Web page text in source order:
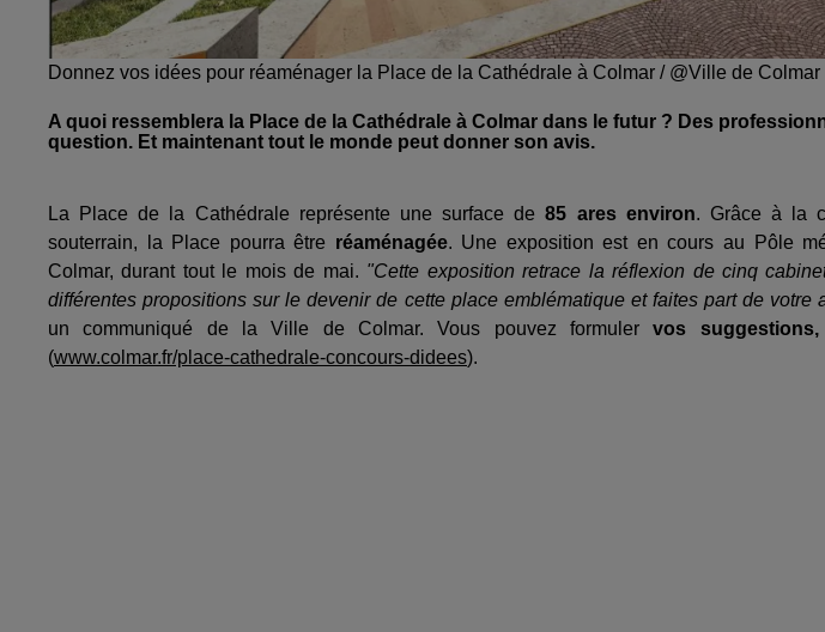
Donnez vos idées pour réaménager la Place de la Cathédrale à Colmar / @Ville de Colmar
A quoi ressemblera la Place de la Cathédrale à Colmar dans le futur ? Des
question. Et maintenant tout le monde peut donner son avis.
La Place de la Cathédrale représente une surface de85 ares environ. Grâce à la
souterrain, la Place pourra être réaménagée. Une exposition est en cours au Pôle
Colmar, durant tout le mois de mai. "Cette exposition retrace la réflexion de cinq
différentes propositions sur le devenir de cette place emblématique et faites part de votre
un communiqué de la Ville de Colmar. Vous pouvez formulervos
(www.colmar.fr/place-cathedrale-concours-didees).